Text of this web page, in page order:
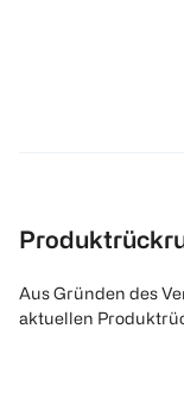
Aus Gründen des
aktuellen